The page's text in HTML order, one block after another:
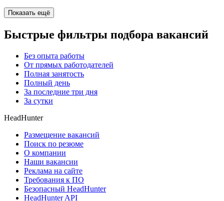
Показать ещё
Быстрые фильтры подбора вакансий
Без опыта работы
От прямых работодателей
Полная занятость
Полный день
За последние три дня
За сутки
HeadHunter
Размещение вакансий
Поиск по резюме
О компании
Наши вакансии
Реклама на сайте
Требования к ПО
Безопасный HeadHunter
HeadHunter API